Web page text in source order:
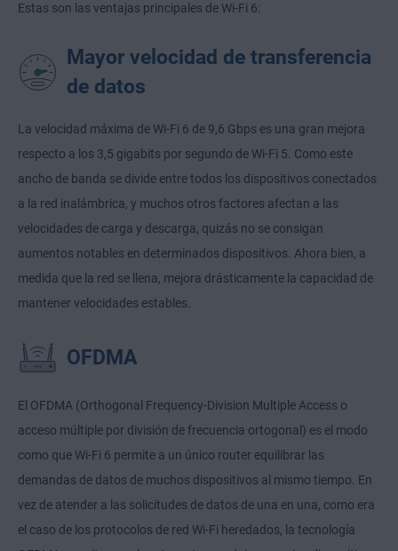
Estas son las ventajas principales de Wi-Fi 6:
Mayor velocidad de transferencia
de datos
La velocidad máxima de Wi-Fi 6 de 9,6 Gbps es una gran mejora
respecto a los 3,5 gigabits por segundo de Wi-Fi 5. Como este
ancho de banda se divide entre todos los dispositivos conectados
a la red inalámbrica, y muchos otros factores afectan a las
velocidades de carga y descarga, quizás no se consigan
aumentos notables en determinados dispositivos. Ahora bien, a
medida que la red se llena, mejora drásticamente la capacidad de
mantener velocidades estables.
OFDMA
El OFDMA (Orthogonal Frequency-Division Multiple Access o
acceso múltiple por división de frecuencia ortogonal) es el modo
como que Wi-Fi 6 permite a un único router equilibrar las
demandas de datos de muchos dispositivos al mismo tiempo. En
vez de atender a las solicitudes de datos de una en una, como era
el caso de los protocolos de red Wi-Fi heredados, la tecnología